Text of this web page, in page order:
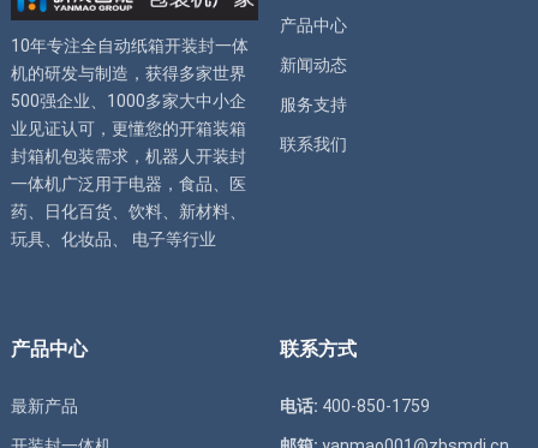
10年专注全自动纸箱开装封一体
机的研发与制造，获得多家世界
500强企业、1000多家大中小企
业见证认可，更懂您的开箱装箱
封箱机包装需求， 机器人开装封
一体机广泛用于电器，食品、医
药、日化百货、饮料、新材料、
玩具、化妆品、 电子等行业
产品中心
新闻动态
服务支持
联系我们
产品中心
最新产品
联系方式
电话: 400-850-1759